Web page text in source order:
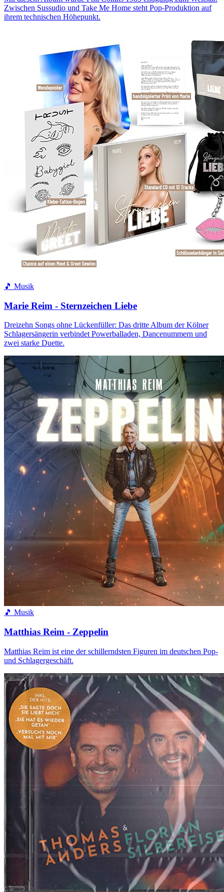
Zwischen Sussudio und Take Me Home steht Pop-Produktion auf
ihrem technischen Höhepunkt.
🎵 Musik
Marie Reim - Sternzeichen Liebe
Dreizehn Songs ohne Lückenfüller: Das dritte Album der Kölner
Schlagersängerin verbindet Powerballaden, Dancenummern und
zwei starke Duette.
🎵 Musik
Matthias Reim - Zeppelin
Matthias Reim ist eine der schillerndsten Figuren im deutschen Pop-
und Schlagergeschäft.